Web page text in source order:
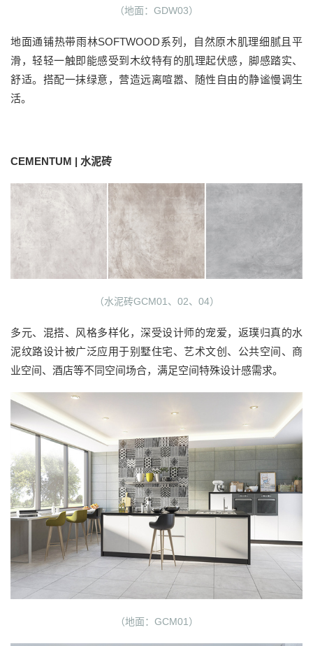
（地面：GDW03）
地面通铺热带雨林SOFTWOOD系列，自然原木肌理细腻且平
滑，轻轻一触即能感受到木纹特有的肌理起伏感，脚感踏实、
舒适。搭配一抹绿意，营造远离喧嚣、随性自由的静谧慢调生
活。
CEMENTUM | 水泥砖
（水泥砖GCM01、02、04）
多元、混搭、风格多样化，深受设计师的宠爱，返璞归真的水
泥纹路设计被广泛应用于别墅住宅、艺术文创、公共空间、商
业空间、酒店等不同空间场合，满足空间特殊设计感需求。
（地面：GCM01）